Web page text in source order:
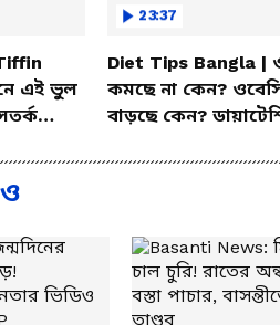
এই ভুল
23:37
Diet Tips Bangla |
কমছে না কেন?
বাড়ছে কেন?